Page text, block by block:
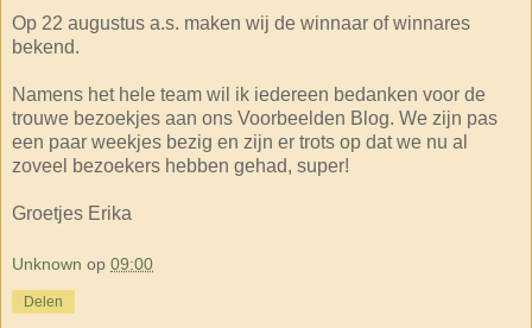
Op 22 augustus a.s. maken wij de winnaar of winnares
bekend.
Namens het hele team wil ik iedereen bedanken voor de
trouwe bezoekjes aan ons Voorbeelden Blog. We zijn pas
een paar weekjes bezig en zijn er trots op dat we nu al
zoveel bezoekers hebben gehad, super!
Groetjes Erika
Unknown op 09:00
Delen